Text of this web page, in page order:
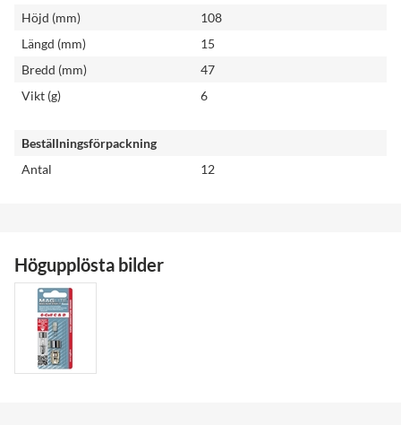
Höjd (mm)
108
Längd (mm)
15
Bredd (mm)
47
Vikt (g)
6
Beställningsförpackning
Antal
12
Högupplösta bilder